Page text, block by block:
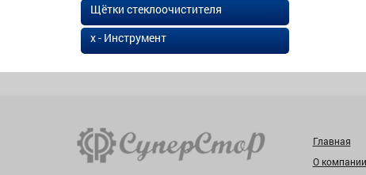
Щётки стеклоочистителя
х - Инструмент
Главная
О компании